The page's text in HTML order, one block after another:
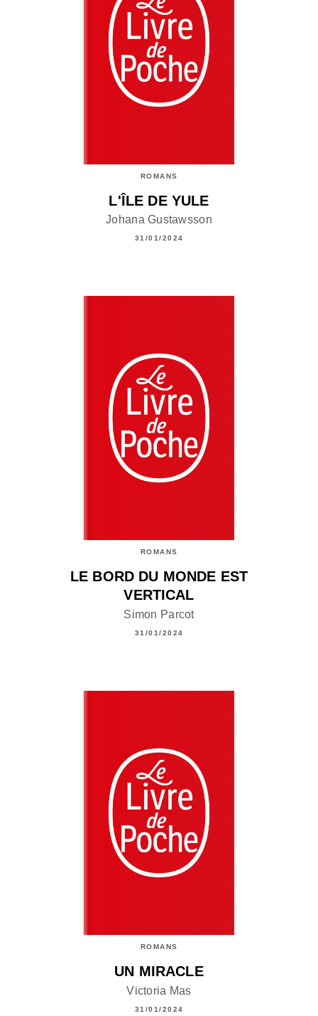
ROMANS
L'ÎLE DE YULE
Johana Gustawsson
31/01/2024
ROMANS
LE BORD DU MONDE EST
VERTICAL
Simon Parcot
31/01/2024
ROMANS
UN MIRACLE
Victoria Mas
31/01/2024